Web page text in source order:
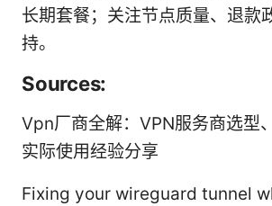
长期套餐；关注节点质量、退款
持。
Sources:
Vpn厂商全解：VPN服务商选型
实际使用经验分享
Fixing your wireguard tunnel